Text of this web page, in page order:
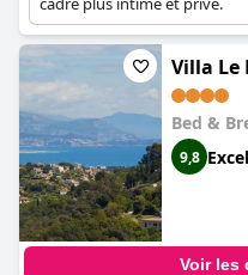
Villa Le
Bed &
9,8
Voir les